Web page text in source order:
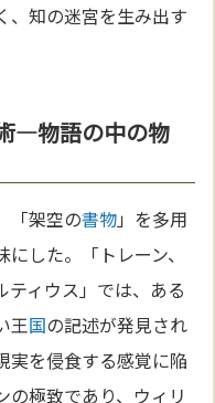
、知の迷宮を生み出す
—物語の中の物
「架空の書物」を多用
した。「トレーン、
ティウス」では、ある
王国の記述が発見され
実を侵食する感覚に陥
の極致であり、ウィリ